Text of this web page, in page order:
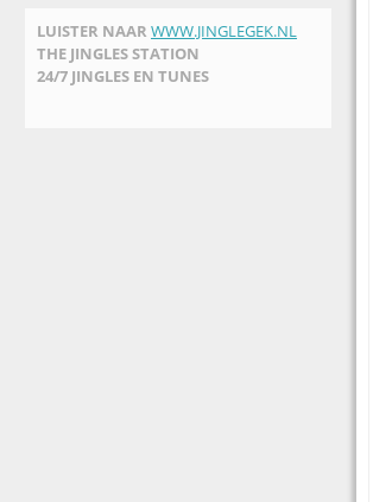
LUISTER NAAR WWW.JINGLEGEK.NL
THE JINGLES STATION
24/7 JINGLES EN TUNES